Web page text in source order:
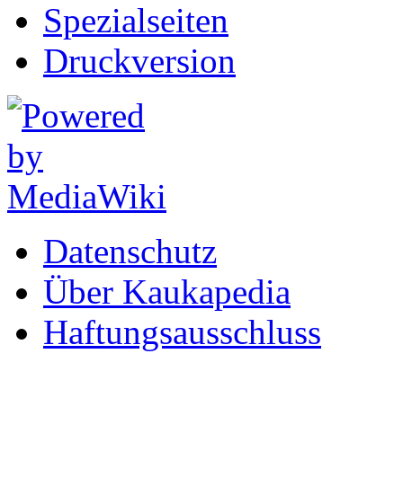
Spezialseiten
Druckversion
Datenschutz
Über Kaukapedia
Haftungsausschluss